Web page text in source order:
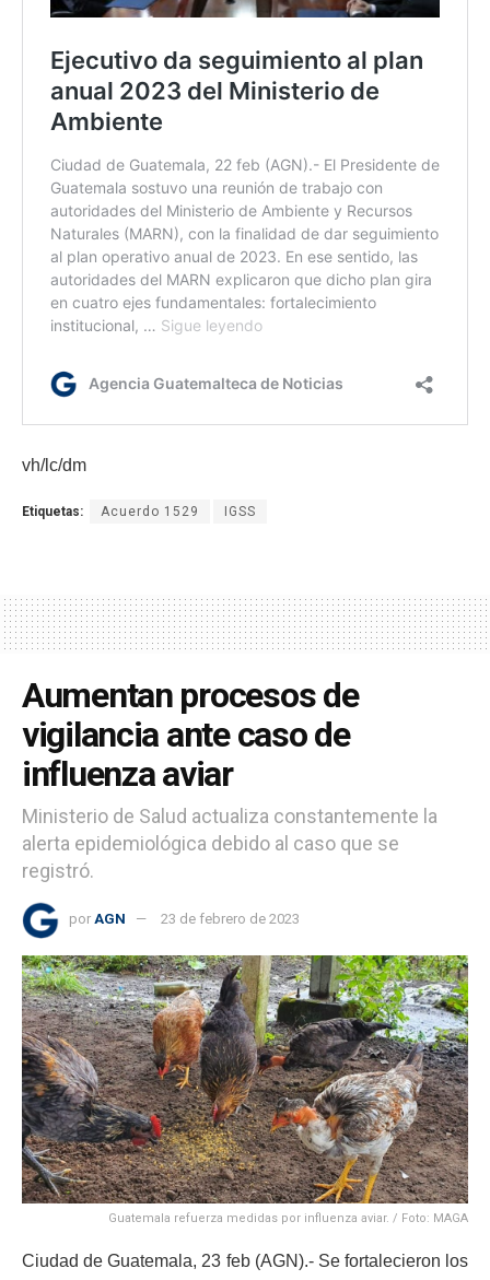
vh/lc/dm
Etiquetas: Acuerdo 1529 IGSS
Aumentan procesos de
vigilancia ante caso de
influenza aviar
Ministerio de Salud actualiza constantemente la
alerta epidemiológica debido al caso que se
registró.
por AGN 23 de febrero de 2023
Guatemala refuerza medidas por influenza aviar. / Foto: MAGA
Ciudad de Guatemala, 23 feb (AGN).- Se fortalecieron los